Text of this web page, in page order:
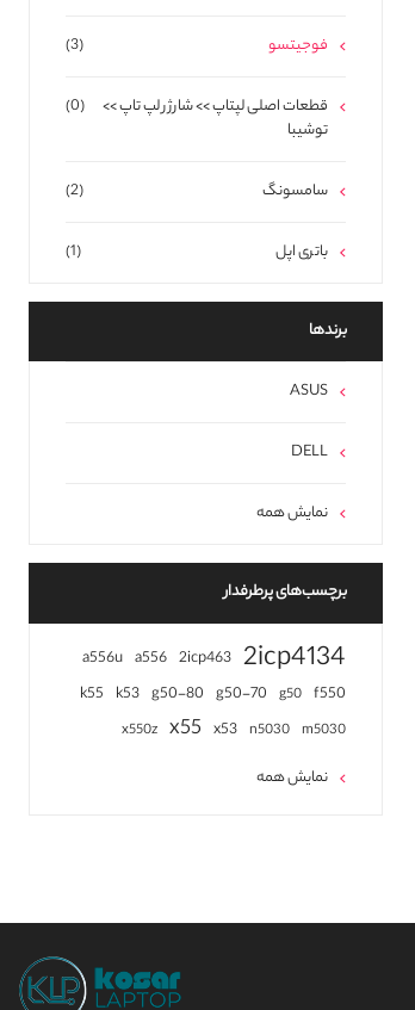
(3) فوجیتسو
(0)
قطعات اصلی لپتاپ >> شارژر لپ تاپ >>
توشیبا
(2) سامسونگ
(1) باتری اپل
برند‌ها
ASUS
DELL
نمایش همه
برچسب‌های پرطرفدار
2icp4134
2icp463
a556
a556u
f550
g50
g50-70
g50-80
k53
k55
m5030
n5030
x53
x55
x550z
نمایش همه